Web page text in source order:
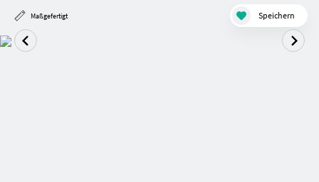
Maßgefertigt Speichern